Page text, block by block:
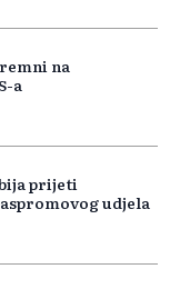
na
a
prijeti
udjela